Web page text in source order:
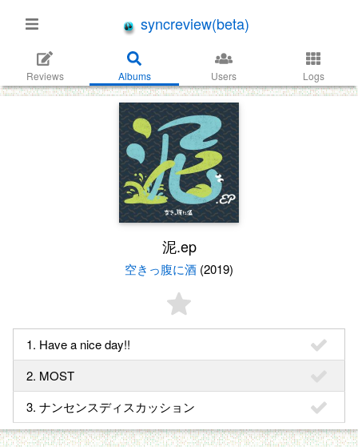
syncreview(beta)
Reviews Albums Users Logs
泥.ep
空きっ腹に酒 (2019)
1. Have a nice day!!
2. MOST
3. ナンセンスディスカッション